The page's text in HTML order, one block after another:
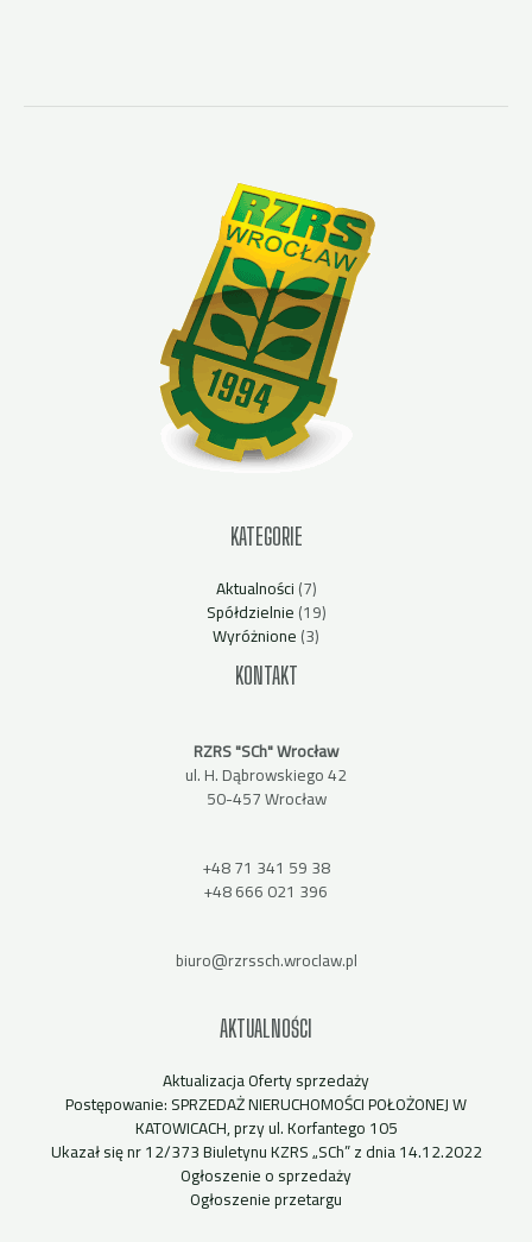
KATEGORIE
Aktualności(7)
Spółdzielnie(19)
Wyróżnione(3)
KONTAKT
RZRS "SCh" Wrocław
ul. H. Dąbrowskiego 42
50-457 Wrocław
+48 71 341 59 38
+48 666 021 396
biuro@rzrssch.wroclaw.pl
AKTUALNOŚCI
Aktualizacja Oferty sprzedaży
Postępowanie: SPRZEDAŻ NIERUCHOMOŚCI POŁOŻONEJ W
KATOWICACH, przy ul. Korfantego 105
Ukazał się nr 12/373 Biuletynu KZRS „SCh” z dnia 14.12.2022
Ogłoszenie o sprzedaży
Ogłoszenie przetargu